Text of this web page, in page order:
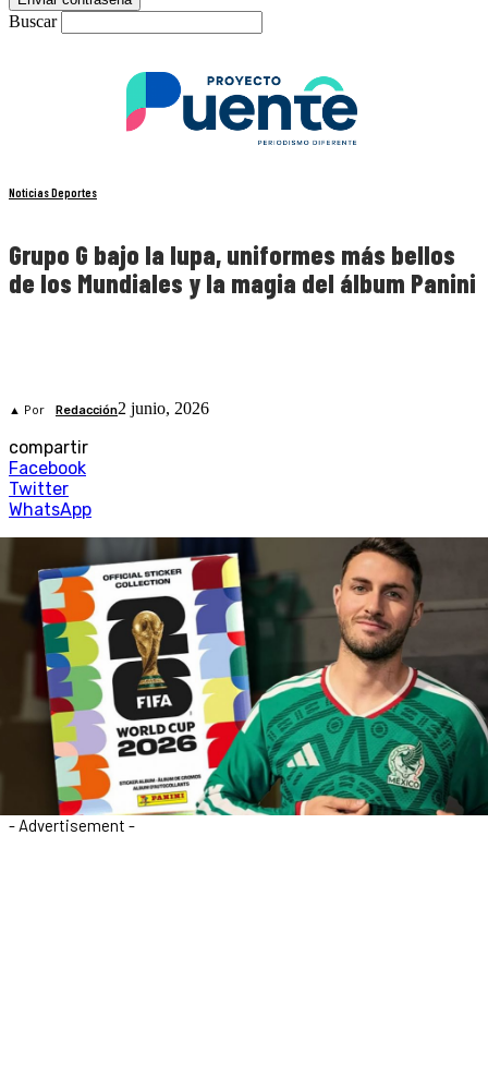
Buscar
Noticias Deportes
Grupo G bajo la lupa, uniformes más bellos
de los Mundiales y la magia del álbum Panini
▲ Por Redacción2 junio, 2026
compartir
Facebook
Twitter
WhatsApp
- Advertisement -